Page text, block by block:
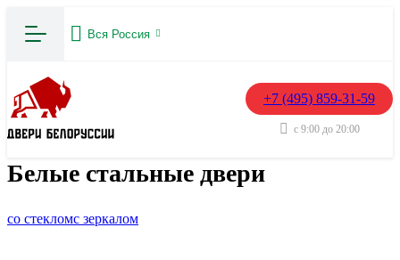
Вся Россия
+7 (495) 859-31-59
с 9:00 до 20:00
Белые стальные двери
со стекломс зеркалом